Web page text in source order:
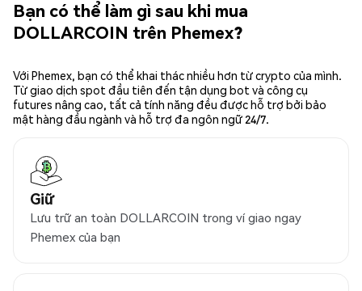
Bạn có thể làm gì sau khi mua
DOLLARCOIN trên Phemex?
Với Phemex, bạn có thể khai thác nhiều hơn từ crypto của mình.
Từ giao dịch spot đầu tiên đến tận dụng bot và công cụ
futures nâng cao, tất cả tính năng đều được hỗ trợ bởi bảo
mật hàng đầu ngành và hỗ trợ đa ngôn ngữ 24/7.
Giữ
Lưu trữ an toàn DOLLARCOIN trong ví giao ngay
Phemex của bạn